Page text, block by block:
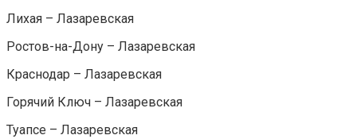
Лихая – Лазаревская
Ростов-на-Дону – Лазаревская
Краснодар – Лазаревская
Горячий Ключ – Лазаревская
Туапсе – Лазаревская